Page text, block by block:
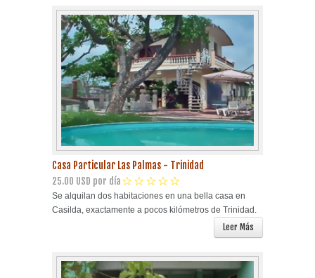
Casa Particular Las Palmas - Trinidad
25.00 USD por día
Se alquilan dos habitaciones en una bella casa en
Casilda, exactamente a pocos kilómetros de Trinidad.
Leer Más